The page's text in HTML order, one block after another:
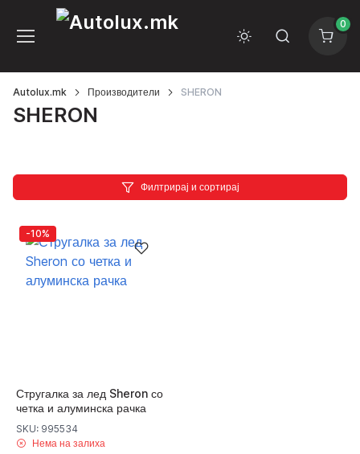
0
Autolux.mk Производители SHERON
SHERON
Филтрирај и сортирај
-10%
Стругалка за лед Sheron со
четка и алуминска рачка
SKU: 995534
Нема на залиха